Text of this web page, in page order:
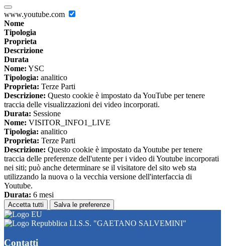
www.youtube.com
Nome
Tipologia
Proprieta
Descrizione
Durata
Nome: YSC
Tipologia: analitico
Proprieta: Terze Parti
Descrizione: Questo cookie è impostato da YouTube per tenere
traccia delle visualizzazioni dei video incorporati.
Durata: Sessione
Nome: VISITOR_INFO1_LIVE
Tipologia: analitico
Proprieta: Terze Parti
Descrizione: Questo cookie è impostato da Youtube per tenere
traccia delle preferenze dell'utente per i video di Youtube incorporati
nei siti; può anche determinare se il visitatore del sito web sta
utilizzando la nuova o la vecchia versione dell'interfaccia di
Youtube.
Durata: 6 mesi
Accetta tutti Salva le preferenze
I.I.S.S. "GAETANO SALVEMINI"
Contatti